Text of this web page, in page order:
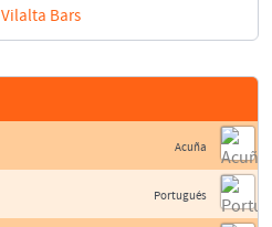
Vilalta Bars
Acuña
Portugués